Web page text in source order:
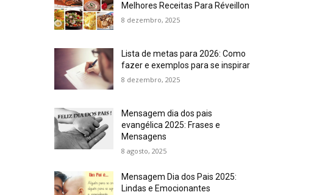
Melhores Receitas Para Réveillon
8 dezembro, 2025
Lista de metas para 2026: Como
fazer e exemplos para se inspirar
8 dezembro, 2025
Mensagem dia dos pais
evangélica 2025: Frases e
Mensagens
8 agosto, 2025
Mensagem Dia dos Pais 2025:
Lindas e Emocionantes